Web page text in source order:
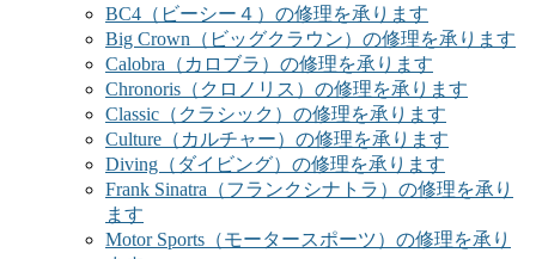
BC4（ビーシー４）の修理を承ります
Big Crown（ビッグクラウン）の修理を承ります
Calobra（カロブラ）の修理を承ります
Chronoris（クロノリス）の修理を承ります
Classic（クラシック）の修理を承ります
Culture（カルチャー）の修理を承ります
Diving（ダイビング）の修理を承ります
Frank Sinatra（フランクシナトラ）の修理を承り
ます
Motor Sports（モータースポーツ）の修理を承り